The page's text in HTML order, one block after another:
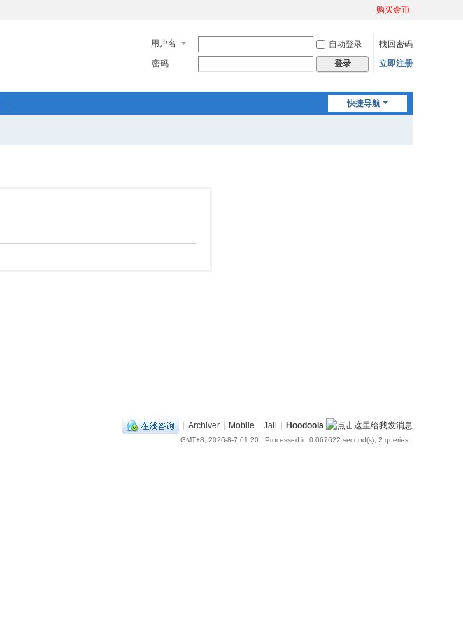
购买金币
用户名 自动登录
找回密码
密码
登录 立即注册
快捷导航
| Archiver | Mobile | Jail | Hoodoola
GMT+8, 2026-8-7 01:20 , Processed in 0.067622 second(s), 2 queries .